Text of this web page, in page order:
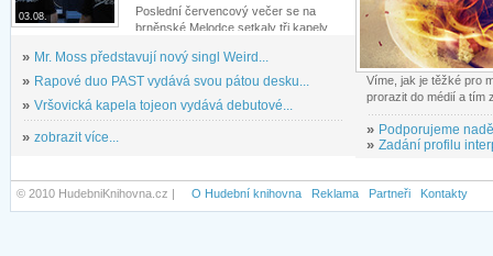
03.08.
Poslední červencový večer se na
brněnské Melodce setkaly tři kapely...
» Mr. Moss představují nový singl Weird...
» Rapové duo PAST vydává svou pátou desku...
» Vršovická kapela tojeon vydává debutové...
» zobrazit více...
Víme, jak je těžké pro
prorazit do médií a tím
» Podporujeme
» Zadání profilu
© 2010 HudebniKnihovna.cz | O Hudební knihovna Reklama Partneři Kontakty